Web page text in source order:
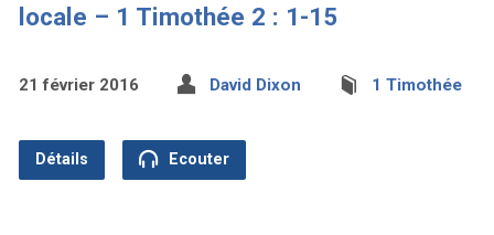
locale – 1 Timothée 2 : 1-15
21 février 2016 David Dixon 1 Timothée
Détails Ecouter